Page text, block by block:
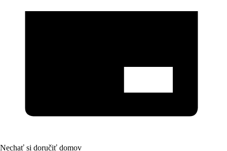
Nechať si doručiť domov